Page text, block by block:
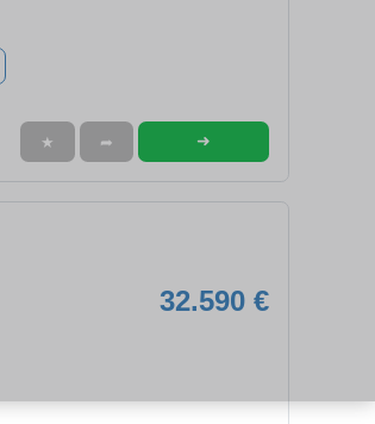
★ ➦ ➜
32.590 €